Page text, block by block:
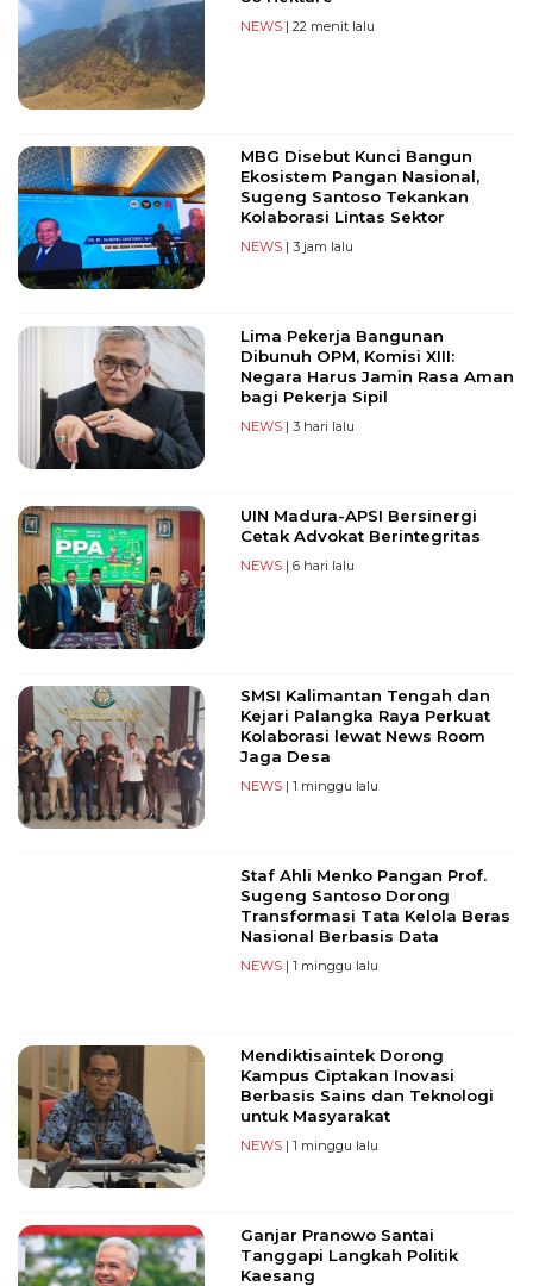
NEWS| 22 menit lalu
MBG Disebut Kunci Bangun
Ekosistem Pangan Nasional,
Sugeng Santoso Tekankan
Kolaborasi Lintas Sektor
NEWS| 3 jam lalu
Lima Pekerja Bangunan
Dibunuh OPM, Komisi XIII:
Negara Harus Jamin Rasa Aman
bagi Pekerja Sipil
NEWS| 3 hari lalu
UIN Madura-APSI Bersinergi
Cetak Advokat Berintegritas
NEWS| 6 hari lalu
SMSI Kalimantan Tengah dan
Kejari Palangka Raya Perkuat
Kolaborasi lewat News Room
Jaga Desa
NEWS| 1 minggu lalu
Staf Ahli Menko Pangan Prof.
Sugeng Santoso Dorong
Transformasi Tata Kelola Beras
Nasional Berbasis Data
NEWS| 1 minggu lalu
Mendiktisaintek Dorong
Kampus Ciptakan Inovasi
Berbasis Sains dan Teknologi
untuk Masyarakat
NEWS| 1 minggu lalu
Ganjar Pranowo Santai
Tanggapi Langkah Politik
Kaesang